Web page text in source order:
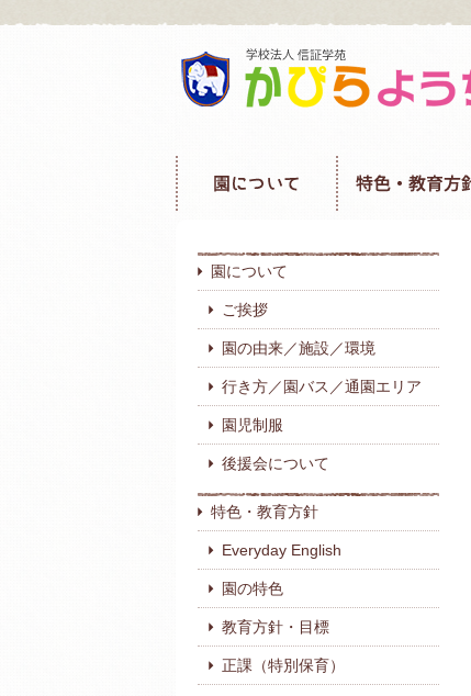
園について
ご挨拶
園の由来／施設／環境
行き方／園バス／通園エリア
園児制服
後援会について
特色・教育方針
Everyday English
園の特色
教育方針・目標
正課（特別保育）